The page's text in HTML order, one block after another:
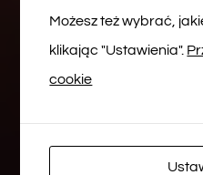
Możesz też wybrać,
klikając "Ustawienia".
cookie